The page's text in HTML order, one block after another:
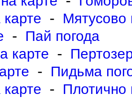
-
Мятусово
-
Пай погода
карте -
-
Пидьма
-
Плотично